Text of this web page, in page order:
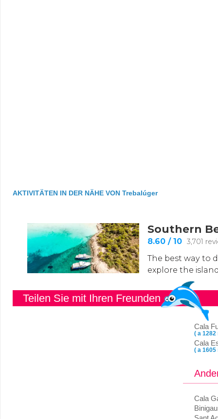
AKTIVITÄTEN IN DER NÄHE VON Trebalúger
Teilen Sie mit Ihren Freunden
Cala
( a 1282
Cala
( a 1605
Cala